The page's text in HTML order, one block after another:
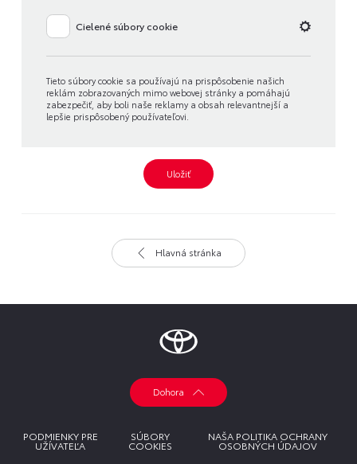
Cielené súbory cookie
Tieto súbory cookie sa používajú na prispôsobenie našich
reklám zobrazovaných mimo webovej stránky a pomáhajú
zabezpečiť, aby boli naše reklamy a obsah relevantnejší a
lepšie prispôsobený používateľovi.
Uložiť
Hlavná stránka
PODMIENKY PRE
UŽÍVATEĽA
SÚBORY
COOKIES
NAŠA POLITIKA OCHRANY
OSOBNÝCH ÚDAJOV
Dohora